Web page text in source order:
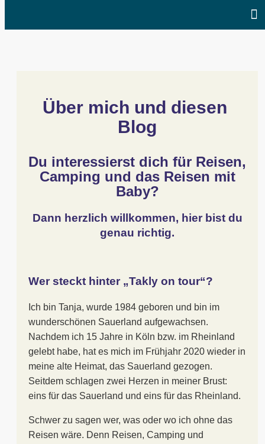
Über mich und diesen
Blog
Du interessierst dich für Reisen,
Camping und das Reisen mit
Baby?
Dann herzlich willkommen, hier bist du
genau richtig.
Wer steckt hinter „Takly on tour“?
Ich bin Tanja, wurde 1984 geboren und bin im
wunderschönen Sauerland aufgewachsen.
Nachdem ich 15 Jahre in Köln bzw. im Rheinland
gelebt habe, hat es mich im Frühjahr 2020 wieder in
meine alte Heimat, das Sauerland gezogen.
Seitdem schlagen zwei Herzen in meiner Brust:
eins für das Sauerland und eins für das Rheinland.
Schwer zu sagen wer, was oder wo ich ohne das
Reisen wäre. Denn Reisen, Camping und